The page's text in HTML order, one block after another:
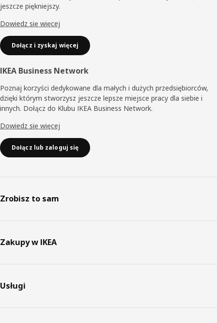
jeszcze piękniejszy.
Dowiedz się więcej
Dołącz i zyskaj więcej
IKEA Business Network
Poznaj korzyści dedykowane dla małych i dużych przedsiębiorców,
dzięki którym stworzysz jeszcze lepsze miejsce pracy dla siebie i
innych. Dołącz do Klubu IKEA Business Network.
Dowiedz się więcej
Dołącz lub zaloguj się
Zrobisz to sam
Zakupy w IKEA
Usługi